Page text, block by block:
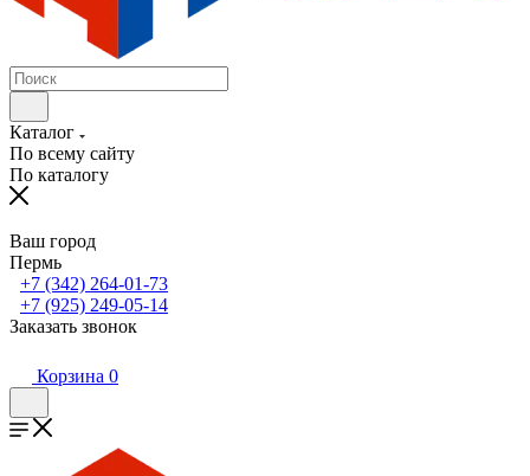
Каталог
По всему сайту
По каталогу
Ваш город
Пермь
+7 (342) 264-01-73
+7 (925) 249-05-14
Заказать звонок
Корзина 0